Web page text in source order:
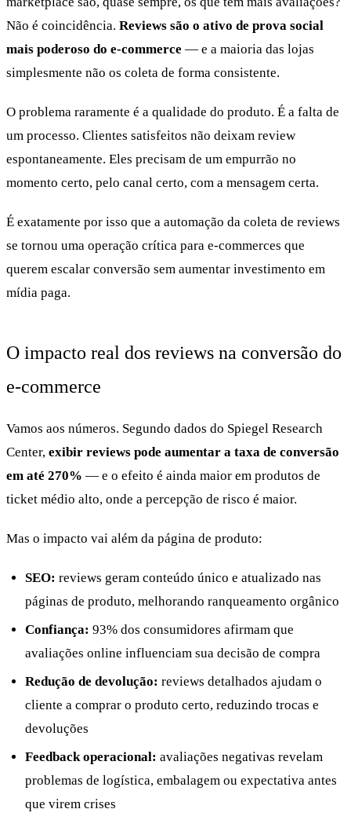
Não é coincidência. Reviews são o ativo de prova social
mais poderoso do e-commerce — e a maioria das lojas
simplesmente não os coleta de forma consistente.
O problema raramente é a qualidade do produto. É a falta de
um processo. Clientes satisfeitos não deixam review
espontaneamente. Eles precisam de um empurrão no
momento certo, pelo canal certo, com a mensagem certa.
É exatamente por isso que a automação da coleta de reviews
se tornou uma operação crítica para e-commerces que
querem escalar conversão sem aumentar investimento em
mídia paga.
O impacto real dos reviews na conversão do
e-commerce
Vamos aos números. Segundo dados do Spiegel Research
Center, exibir reviews pode aumentar a taxa de conversão
em até 270% — e o efeito é ainda maior em produtos de
ticket médio alto, onde a percepção de risco é maior.
Mas o impacto vai além da página de produto:
SEO: reviews geram conteúdo único e atualizado nas
páginas de produto, melhorando ranqueamento orgânico
Confiança: 93% dos consumidores afirmam que
avaliações online influenciam sua decisão de compra
Redução de devolução: reviews detalhados ajudam o
cliente a comprar o produto certo, reduzindo trocas e
devoluções
Feedback operacional: avaliações negativas revelam
problemas de logística, embalagem ou expectativa antes
que virem crises